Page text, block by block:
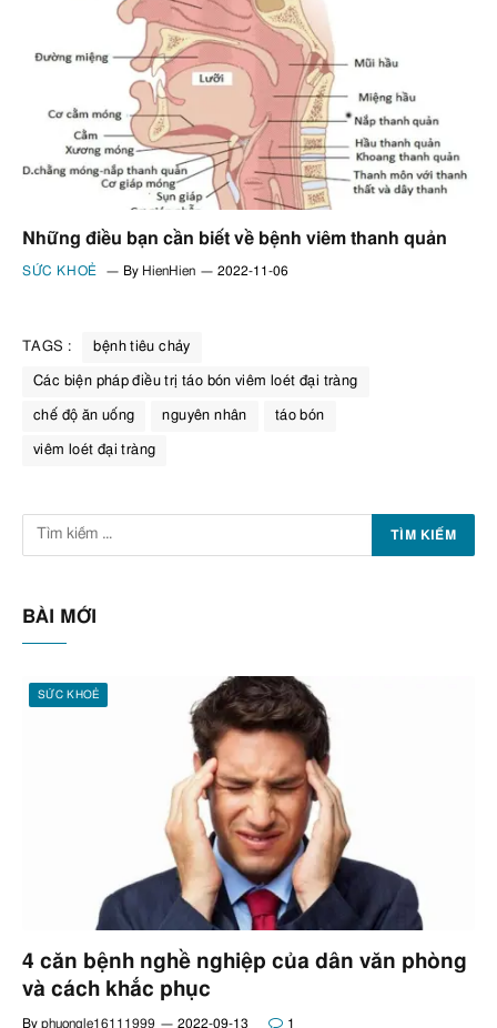
Những điều bạn cần biết về bệnh viêm thanh quản
SỨC KHOẺ By HienHien 2022-11-06
TAGS : bệnh tiêu chảy
Các biện pháp điều trị táo bón viêm loét đại tràng
chế độ ăn uống nguyên nhân táo bón
viêm loét đại tràng
BÀI MỚI
SỨC KHOẺ
4 căn bệnh nghề nghiệp của dân văn phòng
và cách khắc phục
By phuongle16111999 2022-09-13 1